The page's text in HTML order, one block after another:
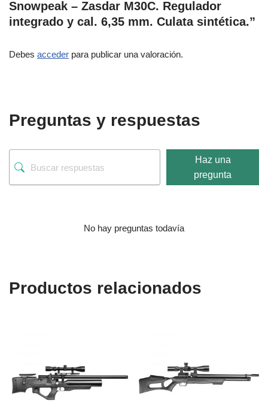
Snowpeak – Zasdar M30C. Regulador
integrado y cal. 6,35 mm. Culata sintética.”
Debes acceder para publicar una valoración.
Preguntas y respuestas
Haz una
pregunta
No hay preguntas todavía
Productos relacionados